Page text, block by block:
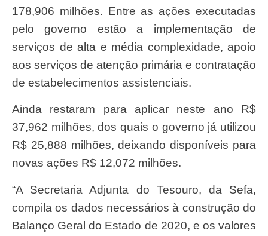
178,906 milhões. Entre as ações executadas
pelo governo estão a implementação de
serviços de alta e média complexidade, apoio
aos serviços de atenção primária e contratação
de estabelecimentos assistenciais.
Ainda restaram para aplicar neste ano R$
37,962 milhões, dos quais o governo já utilizou
R$ 25,888 milhões, deixando disponíveis para
novas ações R$ 12,072 milhões.
“A Secretaria Adjunta do Tesouro, da Sefa,
compila os dados necessários à construção do
Balanço Geral do Estado de 2020, e os valores